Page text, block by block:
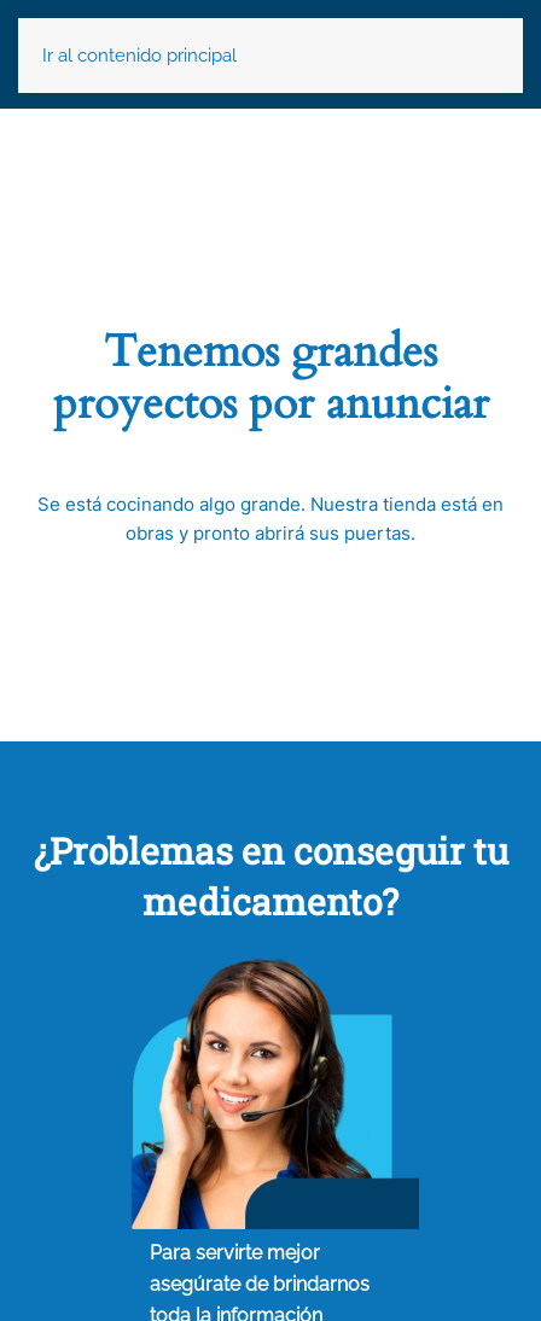
Ir al contenido principal
Tenemos grandes
proyectos por anunciar
Se está cocinando algo grande. Nuestra tienda está en
obras y pronto abrirá sus puertas.
¿Problemas en conseguir tu
medicamento?
Para servirte mejor
asegúrate de brindarnos
toda la información